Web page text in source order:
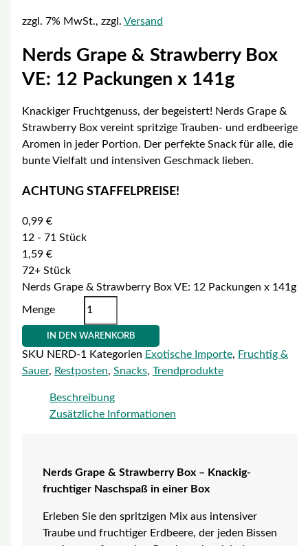
zzgl. 7% MwSt., zzgl. Versand
Nerds Grape & Strawberry Box
VE: 12 Packungen x 141g
Knackiger Fruchtgenuss, der begeistert! Nerds Grape &
Strawberry Box vereint spritzige Trauben- und erdbeerige
Aromen in jeder Portion. Der perfekte Snack für alle, die
bunte Vielfalt und intensiven Geschmack lieben.
ACHTUNG STAFFELPREISE!
0,99 €
12 - 71 Stück
1,59 €
72+ Stück
Nerds Grape & Strawberry Box VE: 12 Packungen x 141g
Menge
IN DEN WARENKORB
SKU NERD-1 Kategorien Exotische Importe, Fruchtig &
Sauer, Restposten, Snacks, Trendprodukte
Beschreibung
Zusätzliche Informationen
Nerds Grape & Strawberry Box – Knackig-
fruchtiger Naschspaß in einer Box
Erleben Sie den spritzigen Mix aus intensiver
Traube und fruchtiger Erdbeere, der jeden Bissen